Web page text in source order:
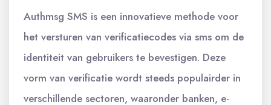
Authmsg SMS is een innovatieve methode voor
het versturen van verificatiecodes via sms om de
identiteit van gebruikers te bevestigen. Deze
vorm van verificatie wordt steeds populairder in
verschillende sectoren, waaronder banken, e-